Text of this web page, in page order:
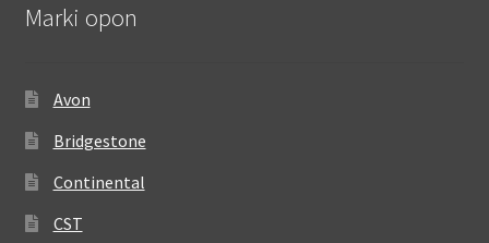
Marki opon
Avon
Bridgestone
Continental
CST